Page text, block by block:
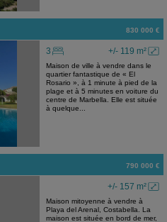
830 000 €
+/- 119 m²
3
Maison de ville à vendre dans le
quartier fantastique de « El
Rosario », à 1 minute à pied de la
plage et à 5 minutes en voiture du
centre de Marbella. Elle est située
à quelque...
790 000 €
+/- 157 m²
Maison mitoyenne à vendre à
Playa del Arenal, Costabella. La
maison est située en bord de mer,